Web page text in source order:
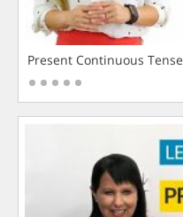
Present Continuous Tense